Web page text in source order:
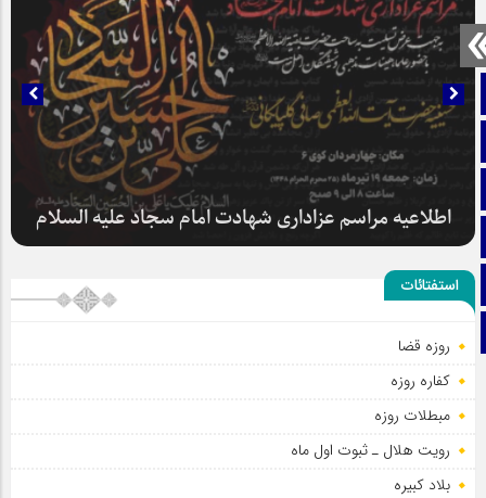
صفحه نخست
آپارات
اینستاگرام
اطلاعیه مراسم عزاداری شهادت امام سجاد علیه السلام
سلطان عشق
استفتائات
روزه قضا
کفاره روزه
مبطلات روزه
رویت هلال ـ ثبوت اول ماه
بلاد کبیره